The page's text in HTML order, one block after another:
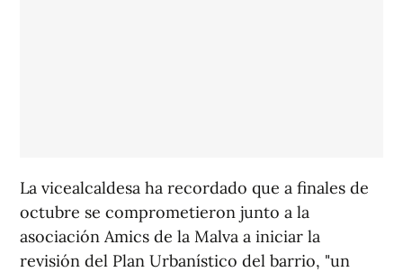
La vicealcaldesa ha recordado que a finales de
octubre se comprometieron junto a la
asociación Amics de la Malva a iniciar la
revisión del Plan Urbanístico del barrio, "un